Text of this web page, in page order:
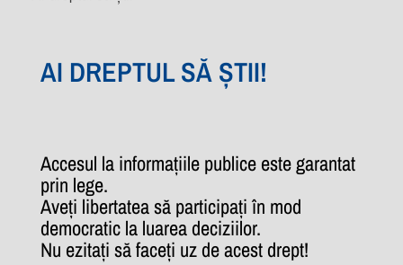
AI DREPTUL SĂ ȘTII!
Accesul la informațiile publice este garantat
prin lege.
Aveți libertatea să participați în mod
democratic la luarea deciziilor.
Nu ezitați să faceți uz de acest drept!